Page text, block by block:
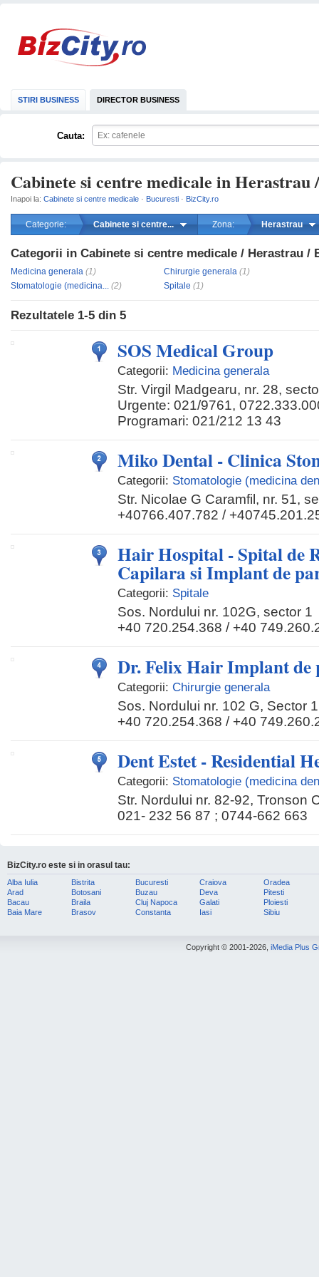
STIRI BUSINESS DIRECTOR BUSINESS
Cauta:
Cabinete si centre medicale in Herastrau
Inapoi la: Cabinete si centre medicale · Bucuresti · BizCity.ro
Categorie: Cabinete si centre... Zona: Herastrau
Categorii in Cabinete si centre medicale / Herastrau /
Medicina generala (1)
Stomatologie (medicina... (2)
Chirurgie generala (1)
Spitale (1)
Rezultatele 1-5 din 5
SOS Medical Group
Categorii: Medicina generala
Str. Virgil Madgearu, nr. 28,
Urgente: 021/9761,
Programari: 021/212 13 43
Miko Dental - Clinica
Categorii: Stomatologie (medicina
Str. Nicolae G Caramfil, nr. 51,
+40766.407.782 /
Hair Hospital - Spital de
Capilara si Implant de
Categorii: Spitale
Sos. Nordului nr. 102G, sector 1
+40 720.254.368 / +40
Dr. Felix Hair Implant de
Categorii: Chirurgie generala
Sos. Nordului nr. 102 G, Sector 1
+40 720.254.368 / +40
Dent Estet - Residential
Categorii: Stomatologie (medicina
Str. Nordului nr. 82-92, Tronson
021- 232 56 87 ; 0744-662 663
mareste
BizCity.ro este si in orasul tau:
Alba Iulia
Arad
Bacau
Baia Mare
Bistrita
Botosani
Braila
Brasov
Bucuresti
Buzau
Cluj Napoca
Constanta
Craiova
Deva
Galati
Iasi
Oradea
Pitesti
Ploiesti
Sibiu
Copyright © 2001-2026, iMedia Plus